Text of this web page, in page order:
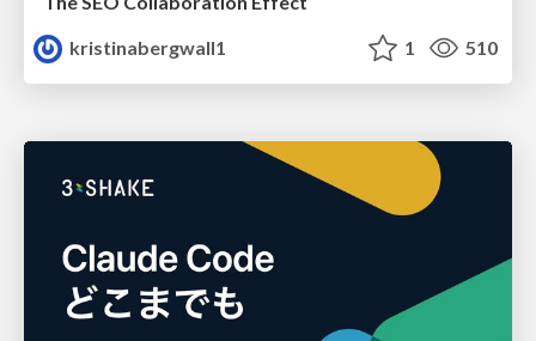
kristinabergwall1
1 510